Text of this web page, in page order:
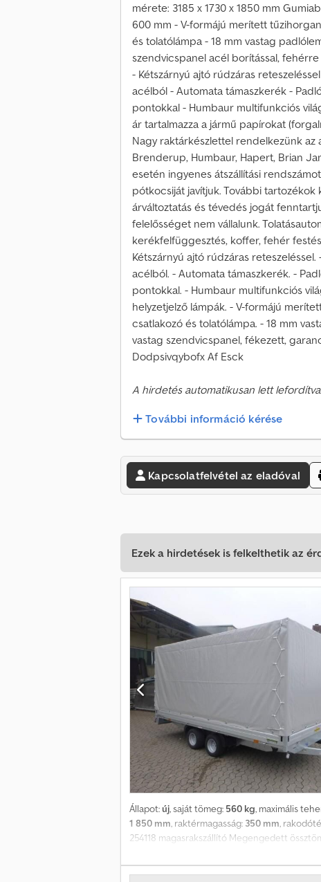
mérete: 3185 x 1730 x 1850 mm
600 mm - V-formájú merített
és tolatólámpa - 18 mm vastag
szendvicspanel acél borítással,
- Kétszárnyú ajtó rúdzáras
acélból - Automata támaszkerék -
pontokkal - Humbaur multifunkciós
ár tartalmazza a jármű papírokat
Nagy raktárkészlettel rendelkezünk
Brenderup, Humbaur, Hapert, Brian
esetén ingyenes átszállítási
pótkocsiját javítjuk. További
árváltoztatás és tévedés jogát
felelősséget nem vállalunk.
kerékfelfüggesztés, koffer, fehér
Kétszárnyú ajtó rúdzáras
acélból. - Automata támaszkerék. -
pontokkal. - Humbaur multifunkciós
helyzetjelző lámpák. - V-formájú
csatlakozó és tolatólámpa. - 18 mm
vastag szendvicspanel, fékezett,
Dodpsivqybofx Af Esck
A hirdetés automatikusan lett
További információ kérése
Kapcsolatfelvétel az eladóval
Ezek a hirdetések is felkelthetik az
Állapot:új, saját tömeg: 560 kg, maximális
1 850 mm, raktérmagasság: 350 mm,
254118 magasrakszállító Megengedett
10 col Rakodási magasság: 610 mm
felhasználásra (680 g/m²). A ponyva színe